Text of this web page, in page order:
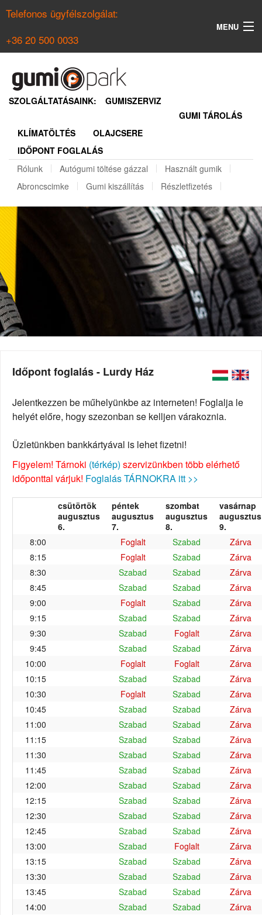
Telefonos ügyfélszolgálat:
+36 20 500 0033
MENU
NYÁRI GUMI KERESŐ
REGISZTRÁCIÓ
SZOLGÁLTATÁSAINK:
GUMISZERVIZ
GUMI TÁROLÁS
KLÍMATÖLTÉS
OLAJCSERE
IDŐPONT FOGLALÁS
Rólunk
Autógumi töltése gázzal
Használt gumik
Abroncscimke
Gumi kiszállítás Részletfizetés
Időpont foglalás - Lurdy Ház
Jelentkezzen be műhelyünkbe az interneten! Foglalja le
helyét előre, hogy szezonban se kelljen várakoznia.
Üzletünkben bankkártyával is lehet fizetni!
Figyelem! Tárnoki (térkép) szervizünkben több elérhető
időponttal várjuk! Foglalás TÁRNOKRA itt >>
csütörtök
augusztus
6.
péntek
augusztus
7.
szombat
augusztus
8.
vasárnap
augusztus
9.
8:00
Foglalt Szabad
Zárva
8:15
Foglalt Szabad
Zárva
8:30
Szabad Szabad
Zárva
8:45
Szabad Szabad
Zárva
9:00
Foglalt Szabad
Zárva
9:15
Szabad Szabad
Zárva
9:30
Szabad Foglalt
Zárva
9:45
Szabad Szabad
Zárva
10:00
Foglalt Foglalt
Zárva
10:15
Szabad Szabad
Zárva
10:30
Foglalt Szabad
Zárva
10:45
Szabad Szabad
Zárva
11:00
Szabad Szabad
Zárva
11:15
Szabad Szabad
Zárva
11:30
Szabad Szabad
Zárva
11:45
Szabad Szabad
Zárva
12:00
Szabad Szabad
Zárva
12:15
Szabad Szabad
Zárva
12:30
Szabad Szabad
Zárva
12:45
Szabad Szabad
Zárva
13:00
Szabad Foglalt
Zárva
13:15
Szabad Szabad
Zárva
13:30
Szabad Szabad
Zárva
13:45
Szabad Szabad
Zárva
14:00
Szabad Szabad
Zárva